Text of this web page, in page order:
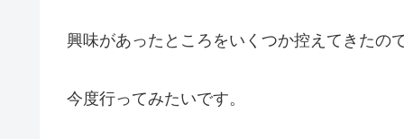
興味があったところをいくつか控えてきたので
今度行ってみたいです。